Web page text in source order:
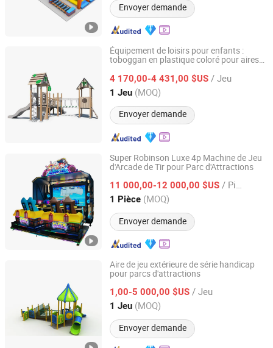
Envoyer demande
Équipement de loisirs pour enfants :
toboggan en plastique coloré pour aires
4 170,00-4 431,00 $US / Jeu
1 Jeu (MOQ)
Envoyer demande
Wenzhou Dongliang Amusement Equipment Co., Ltd
Zhejiang, China Depuis 2026
Super Robinson Luxe 4p Machine de Jeu
d'Arcade de Tir pour Parc d'Attractions
11 000,00-12 000,00 $US / Pièce
1 Pièce (MOQ)
Envoyer demande
Guangzhou Dinibao Animation Technology Co., Ltd.
Guangdong, China Depuis 2025
Aire de jeu extérieure de série handicap
pour parcs d'attractions
1,00-5 000,00 $US / Jeu
1 Jeu (MOQ)
Envoyer demande
Wenzhou East Amusement Equipment Co., Ltd
Zhejiang, China Depuis 2022